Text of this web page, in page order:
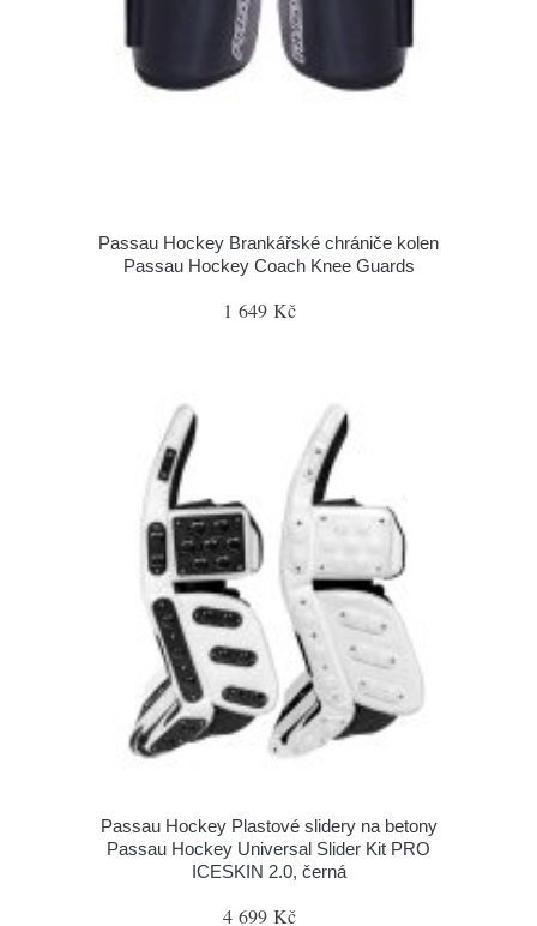
Passau Hockey Brankářské chrániče kolen
Passau Hockey Coach Knee Guards
1 649 Kč
Passau Hockey Plastové slidery na betony
Passau Hockey Universal Slider Kit PRO
ICESKIN 2.0, černá
4 699 Kč